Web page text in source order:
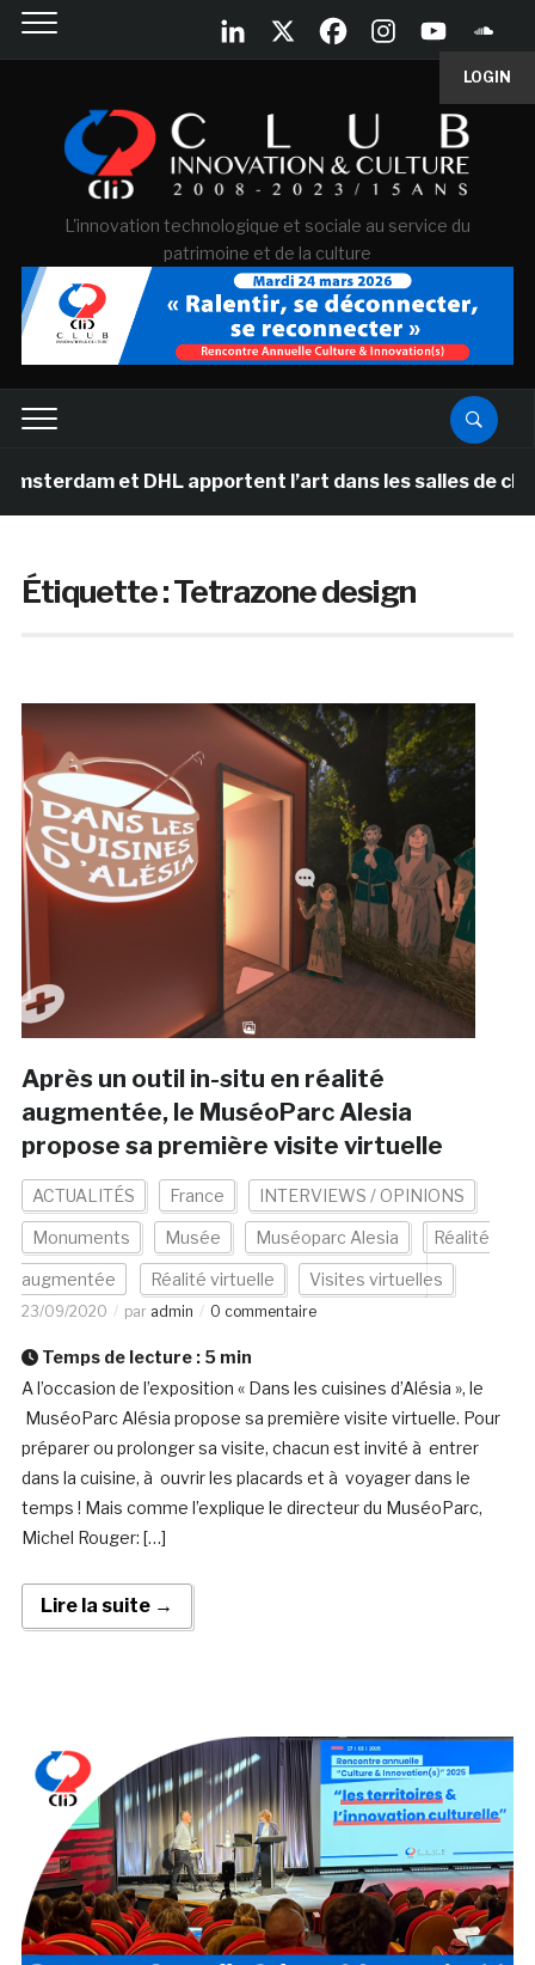
LOGIN
L'innovation technologique et sociale au service du
patrimoine et de la culture
et DHL apportent l’art dans les salles de
Étiquette :Tetrazone design
Après un outil in-situ en réalité
augmentée, le MuséoParc Alesia
propose sa première visite virtuelle
ACTUALITÉS France INTERVIEWS / OPINIONS
Monuments Musée Muséoparc Alesia Réalité
augmentée Réalité virtuelle Visites virtuelles
23/09/2020 par admin 0 commentaire
Temps de lecture : 5 min
A l’occasion de l’exposition « Dans les cuisines d’Alésia », le
MuséoParc Alésia propose sa première visite virtuelle. Pour
préparer ou prolonger sa visite, chacun est invité à entrer
dans la cuisine, à ouvrir les placards et à voyager dans le
temps ! Mais comme l’explique le directeur du MuséoParc,
Michel Rouger: […]
Lire la suite →